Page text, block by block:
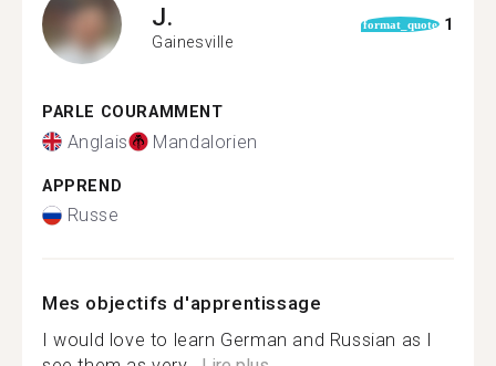
J.
Gainesville
format_quote 1
PARLE COURAMMENT
Anglais Mandalorien
APPREND
Russe
Mes objectifs d'apprentissage
I would love to learn German and Russian as I